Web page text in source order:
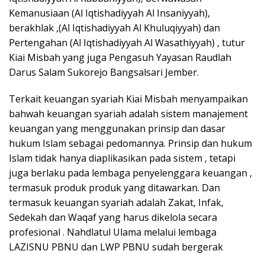
Kemanusiaan (Al Iqtishadiyyah Al Insaniyyah),
berakhlak ,(Al Iqtishadiyyah Al Khuluqiyyah) dan
Pertengahan (Al Iqtishadiyyah Al Wasathiyyah) , tutur
Kiai Misbah yang juga Pengasuh Yayasan Raudlah
Darus Salam Sukorejo Bangsalsari Jember.
Terkait keuangan syariah Kiai Misbah menyampaikan
bahwah keuangan syariah adalah sistem manajement
keuangan yang menggunakan prinsip dan dasar
hukum Islam sebagai pedomannya. Prinsip dan hukum
Islam tidak hanya diaplikasikan pada sistem , tetapi
juga berlaku pada lembaga penyelenggara keuangan ,
termasuk produk produk yang ditawarkan. Dan
termasuk keuangan syariah adalah Zakat, Infak,
Sedekah dan Waqaf yang harus dikelola secara
profesional . Nahdlatul Ulama melalui lembaga
LAZISNU PBNU dan LWP PBNU sudah bergerak